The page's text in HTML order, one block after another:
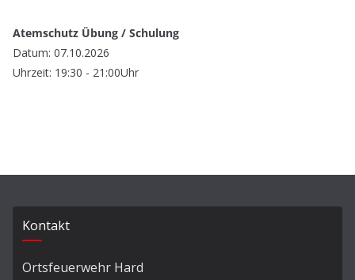
Atemschutz Übung / Schulung
Datum: 07.10.2026
Uhrzeit: 19:30 - 21:00Uhr
Kontakt
Ortsfeuerwehr Hard